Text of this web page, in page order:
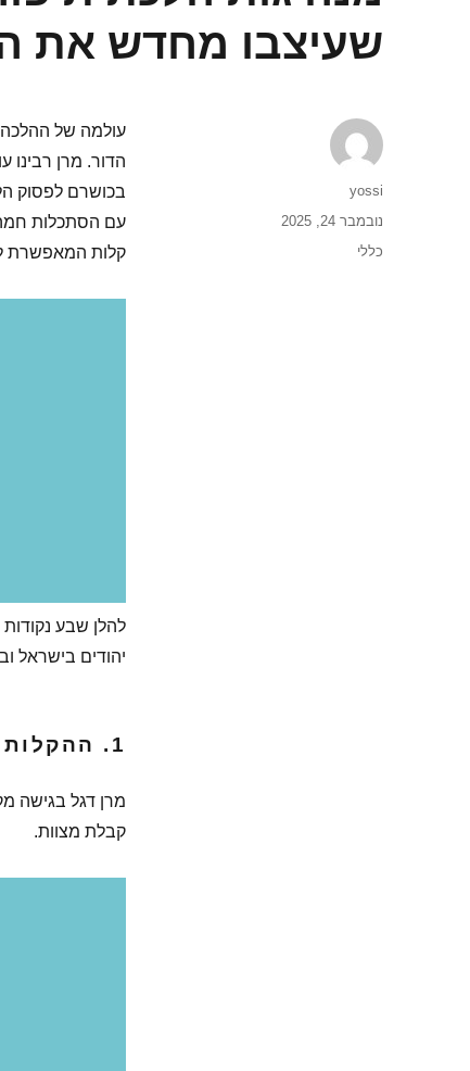
שעיצבו מחדש את
עולמה של ההלכה
הדור. מרן רבינו
בכושרם לפסוק
עם הסתכלות
קלות המאפשרת
להלן שבע
יהודים בישראל
1. ההקלות בענייני גיור:
מרן דגל בגישה
קבלת מצוות.
מחבר
yossi
פורסם
בתאריך
נובמבר 24, 2025
קטגוריות
כללי